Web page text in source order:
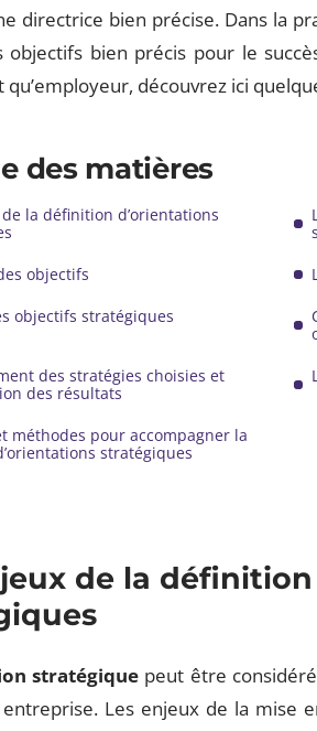
directrice bien précise. Dans la
bien précis pour le
découvrez ici
des matières
la définition d’orientations
objectifs
objectifs stratégiques
des stratégies choisies et
des résultats
méthodes pour accompagner la
stratégiques
de la
stratégiquepeut être
entreprise. Les enjeux de la mise